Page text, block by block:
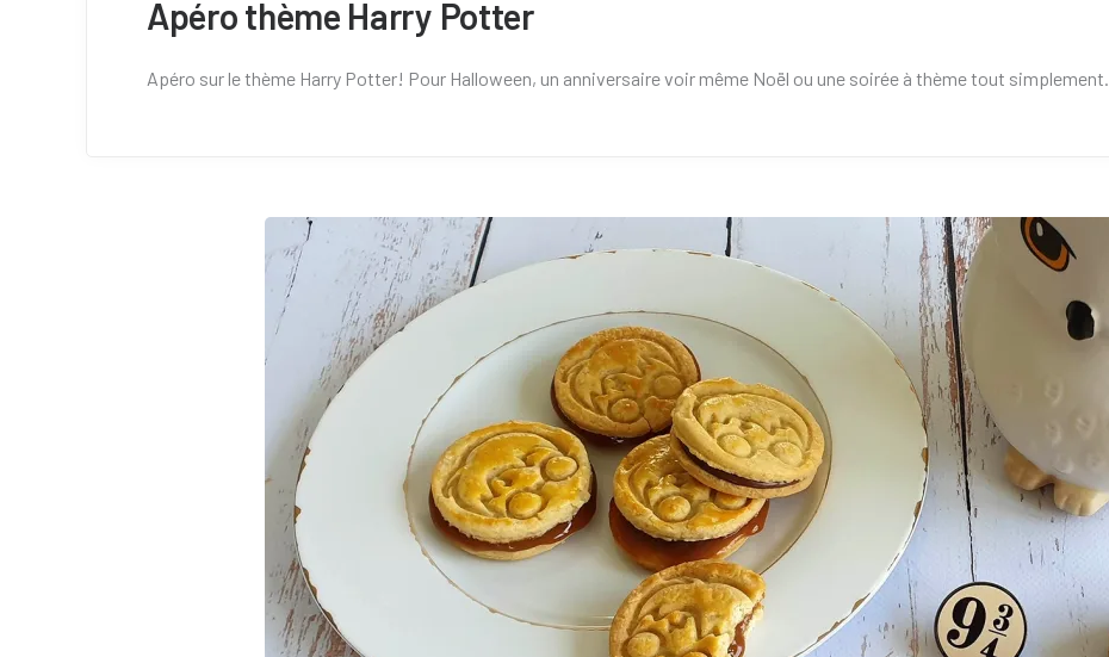
Apéro thème Harry Potter
Apéro sur le thème Harry Potter! Pour Halloween, un anniversaire voir même Noël ou une soirée à thème tout simplement.